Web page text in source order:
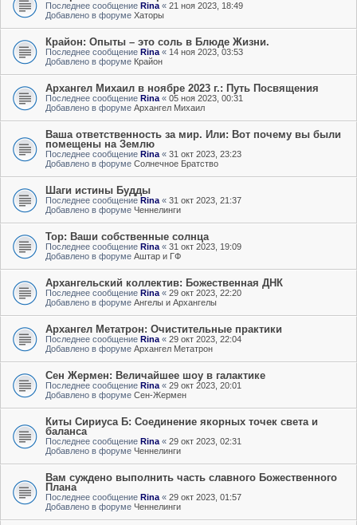
Последнее сообщение Rina « 21 ноя 2023, 18:49
Добавлено в форуме Хаторы
Крайон: Опыты – это соль в Блюде Жизни.
Последнее сообщение Rina « 14 ноя 2023, 03:53
Добавлено в форуме Крайон
Архангел Михаил в ноябре 2023 г.: Путь Посвящения
Последнее сообщение Rina « 05 ноя 2023, 00:31
Добавлено в форуме Архангел Михаил
Ваша ответственность за мир. Или: Вот почему вы были
помещены на Землю
Последнее сообщение Rina « 31 окт 2023, 23:23
Добавлено в форуме Солнечное Братство
Шаги истины Будды
Последнее сообщение Rina « 31 окт 2023, 21:37
Добавлено в форуме Ченнелинги
Тор: Ваши собственные солнца
Последнее сообщение Rina « 31 окт 2023, 19:09
Добавлено в форуме Аштар и ГФ
Архангельский коллектив: Божественная ДНК
Последнее сообщение Rina « 29 окт 2023, 22:20
Добавлено в форуме Ангелы и Архангелы
Архангел Метатрон: Очистительные практики
Последнее сообщение Rina « 29 окт 2023, 22:04
Добавлено в форуме Архангел Метатрон
Сен Жермен: Величайшее шоу в галактике
Последнее сообщение Rina « 29 окт 2023, 20:01
Добавлено в форуме Сен-Жермен
Киты Сириуса Б: Соединение якорных точек света и
баланса
Последнее сообщение Rina « 29 окт 2023, 02:31
Добавлено в форуме Ченнелинги
Вам суждено выполнить часть славного Божественного
Плана
Последнее сообщение Rina « 29 окт 2023, 01:57
Добавлено в форуме Ченнелинги